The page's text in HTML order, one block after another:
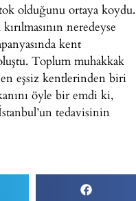
olduğunu ortaya koydu.
neredeyse
kent
Toplum muhakkak
eşsiz kentlerinden biri
öyle bir emdi ki,
tedavisinin